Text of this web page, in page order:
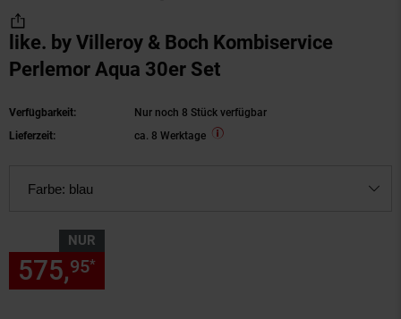
like. by Villeroy & Boch Kombiservice
Perlemor Aqua 30er Set
Verfügbarkeit:
Nur noch 8 Stück verfügbar
Lieferzeit:
ca. 8 Werktage
Farbe: blau
NUR
575,95*